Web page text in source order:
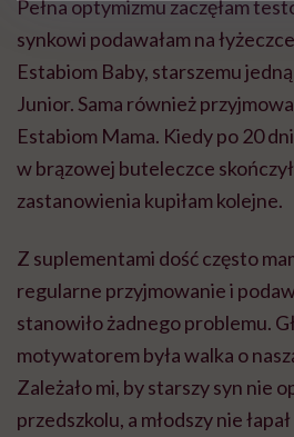
Pełna optymizmu zaczęłam
synkowi podawałam na
Estabiom Baby, starszemu
Junior. Sama również
Estabiom Mama. Kiedy po 20
w brązowej buteleczce
zastanowienia kupiłam kolejne.
Z suplementami dość często
regularne przyjmowanie i
stanowiło żadnego problemu.
motywatorem była walka o
Zależało mi, by starszy syn nie
przedszkolu, a młodszy nie